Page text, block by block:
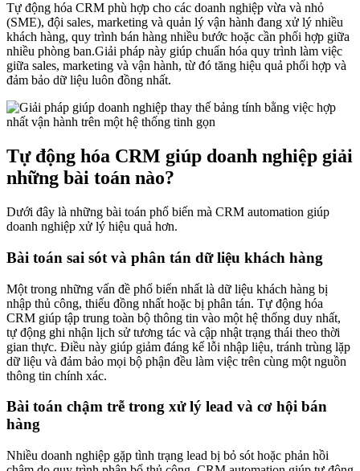
Tự động hóa CRM phù hợp cho các doanh nghiệp vừa và nhỏ
(SME), đội sales, marketing và quản lý vận hành đang xử lý nhiều
khách hàng, quy trình bán hàng nhiều bước hoặc cần phối hợp giữa
nhiều phòng ban.Giải pháp này giúp chuẩn hóa quy trình làm việc
giữa sales, marketing và vận hành, từ đó tăng hiệu quả phối hợp và
đảm bảo dữ liệu luôn đồng nhất.
Tự động hóa CRM giúp doanh nghiệp giải
những bài toán nào?
Dưới đây là những bài toán phổ biến mà CRM automation giúp
doanh nghiệp xử lý hiệu quả hơn.
Bài toán sai sót và phân tán dữ liệu khách hàng
Một trong những vấn đề phổ biến nhất là dữ liệu khách hàng bị
nhập thủ công, thiếu đồng nhất hoặc bị phân tán. Tự động hóa
CRM giúp tập trung toàn bộ thông tin vào một hệ thống duy nhất,
tự động ghi nhận lịch sử tương tác và cập nhật trạng thái theo thời
gian thực. Điều này giúp giảm đáng kể lỗi nhập liệu, tránh trùng lặp
dữ liệu và đảm bảo mọi bộ phận đều làm việc trên cùng một nguồn
thông tin chính xác.
Bài toán chậm trễ trong xử lý lead và cơ hội bán
hàng
Nhiều doanh nghiệp gặp tình trạng lead bị bỏ sót hoặc phản hồi